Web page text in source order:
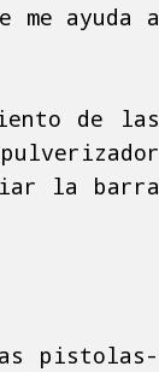
ayuda a
de las
la barra
pistolas-